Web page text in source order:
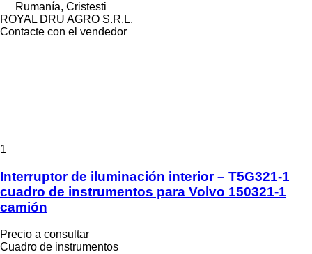
Rumanía, Cristesti
ROYAL DRU AGRO S.R.L.
Contacte con el vendedor
1
Interruptor de iluminación interior – T5G321-1
cuadro de instrumentos para Volvo 150321-1
camión
Precio a consultar
Cuadro de instrumentos